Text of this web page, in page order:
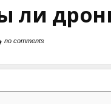
ли
no comments